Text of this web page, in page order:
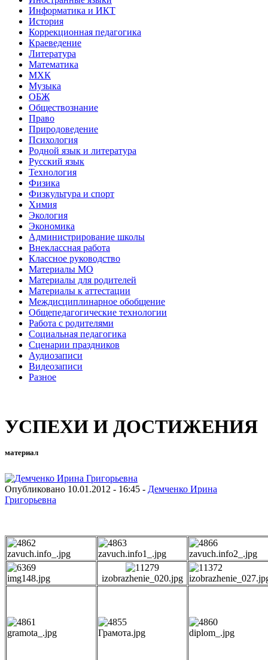
Информатика и ИКТ
История
Коррекционная педагогика
Краеведение
Литература
Математика
МХК
Музыка
ОБЖ
Обществознание
Право
Природоведение
Психология
Родной язык и литература
Русский язык
Технология
Физика
Физкультура и спорт
Химия
Экология
Экономика
Администрирование школы
Внеклассная работа
Классное руководство
Материалы МО
Материалы для родителей
Материалы к аттестации
Междисциплинарное обобщение
Общепедагогические технологии
Работа с родителями
Социальная педагогика
Сценарии праздников
Аудиозаписи
Видеозаписи
Разное
УСПЕХИ И ДОСТИЖЕНИЯ
материал
Опубликовано 10.01.2012 - 16:45 - Демченко Ирина
Григорьевна
zavuch.info_.jpg zavuch.info1_.jpg zavuch.info2_.jpg
img148.jpg izobrazhenie_020.jpg
gramota_.jpg Грамота.jpg diplom_.jpg